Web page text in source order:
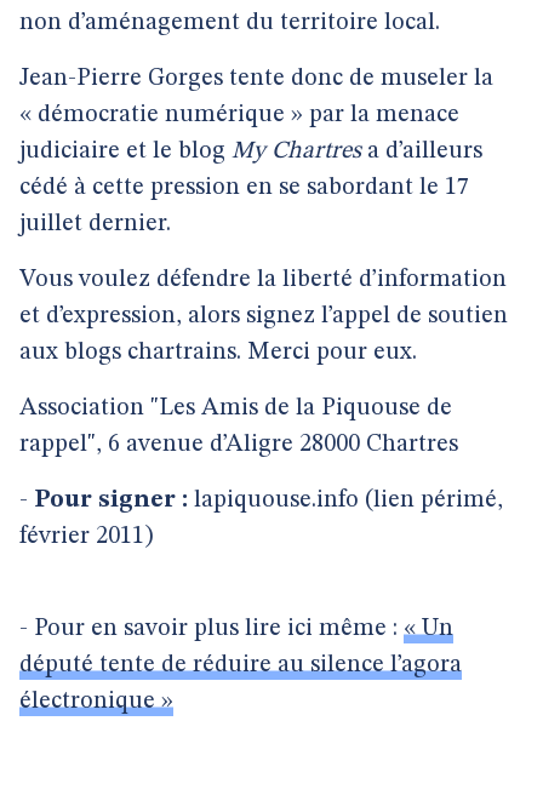
non d’aménagement du territoire local.
Jean-Pierre Gorges tente donc de museler la
« démocratie numérique » par la menace
judiciaire et le blog My Chartresa d’ailleurs
cédé à cette pression en se sabordant le 17
juillet dernier.
Vous voulez défendre la liberté d’information
et d’expression, alors signez l’appel de soutien
aux blogs chartrains. Merci pour eux.
Association "Les Amis de la Piquouse de
rappel", 6 avenue d’Aligre 28000 Chartres
- Pour signer : lapiquouse.info (lien périmé,
février 2011)
- Pour en savoir plus lire ici même : « Un
député tente de réduire au silence l’agora
électronique »